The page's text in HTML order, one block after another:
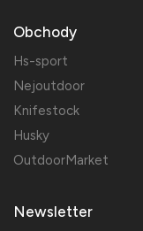
Obchody
Hs-sport
Nejoutdoor
Knifestock
Husky
OutdoorMarket
Newsletter